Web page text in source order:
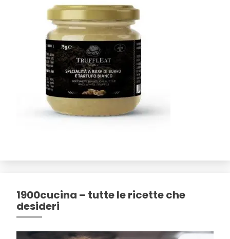
1900cucina – tutte le ricette che
desideri